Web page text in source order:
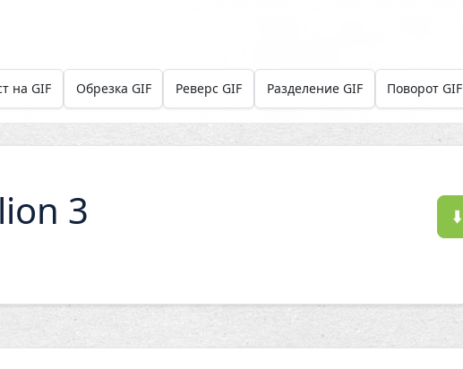
на GIF Обрезка GIF Реверс GIF Разделение GIF Поворот GIF
3
⬇️